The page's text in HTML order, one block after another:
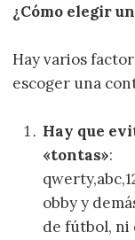
¿Cómo elegir
Hay varios
escoger una
Hay que
«tontas»:
obby y
de fútbol, ni